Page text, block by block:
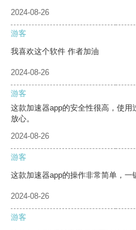
2024-08-26
游客
我喜欢这个软件 作者加油
2024-08-26
游客
这款加速器app的安全性很高，使
放心。
2024-08-26
游客
这款加速器app的操作非常简单，一
2024-08-26
游客